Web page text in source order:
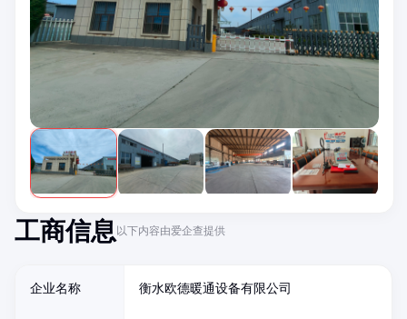
工商信息 以下内容由爱企查提供
企业名称 衡水欧德暖通设备有限公司